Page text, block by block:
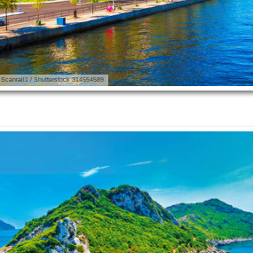
Scanrail1 / Shutterstock 314554589